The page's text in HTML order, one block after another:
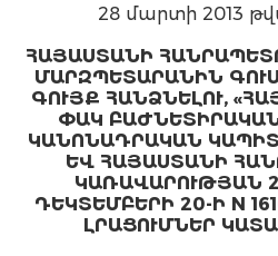
28 մարտի 2013
ՀԱՅԱՍՏԱՆԻ
ՄԱՐԶՊԵՏԱՐԱՆԻՆ
ԳՈՒՅՔ ՀԱՆՁՆԵԼՈՒ,
ՓԱԿ
ԿԱՆՈՆԱԴՐԱԿԱՆ
ԵՎ ՀԱՅԱՍՏԱՆԻ
ԿԱՌԱՎԱՐՈՒԹՅԱՆ
ԴԵԿՏԵՄԲԵՐԻ 20-Ի N
ԼՐԱՑՈՒՄՆԵՐ